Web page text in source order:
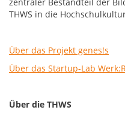
THWS in die
Über das Projekt genes!s
Über das Startup-Lab
Über die THWS